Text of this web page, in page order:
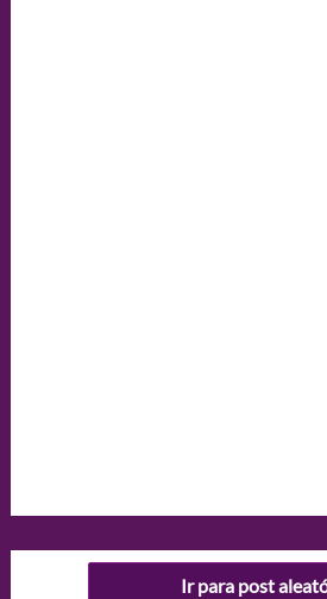
Ir para post